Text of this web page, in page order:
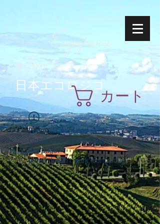
Ecoyapann
株式会社
日本エコロジコカート
Widget Didn’t Load
Check your internet and refresh
this page.
If that doesn’t work, contact us.